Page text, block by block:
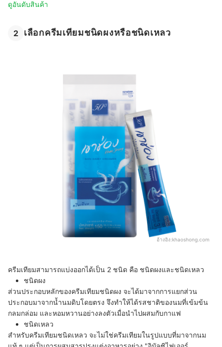
ดูอันดับสินค้า
2 เลือกครีมเทียมชนิดผงหรือชนิดเหลว
อ้างอิง:khaoshong.com
ครีมเทียมสามารถแบ่งออกได้เป็น 2 ชนิด คือ ชนิดผงและชนิดเหลว
ชนิดผง
ส่วนประกอบหลักของครีมเทียมชนิดผง จะได้มาจากการแยกส่วน
ประกอบมาจากน้ำนมดิบโดยตรง จึงทำให้ได้รสชาติของนมที่เข้มข้น
กลมกล่อม และหอมหวานอย่างลงตัวเมื่อนำไปผสมกับกาแฟ
ชนิดเหลว
สำหรับครีมเทียมชนิดเหลว จะไม่ใช่ครีมเทียมในรูปแบบที่มาจากนม